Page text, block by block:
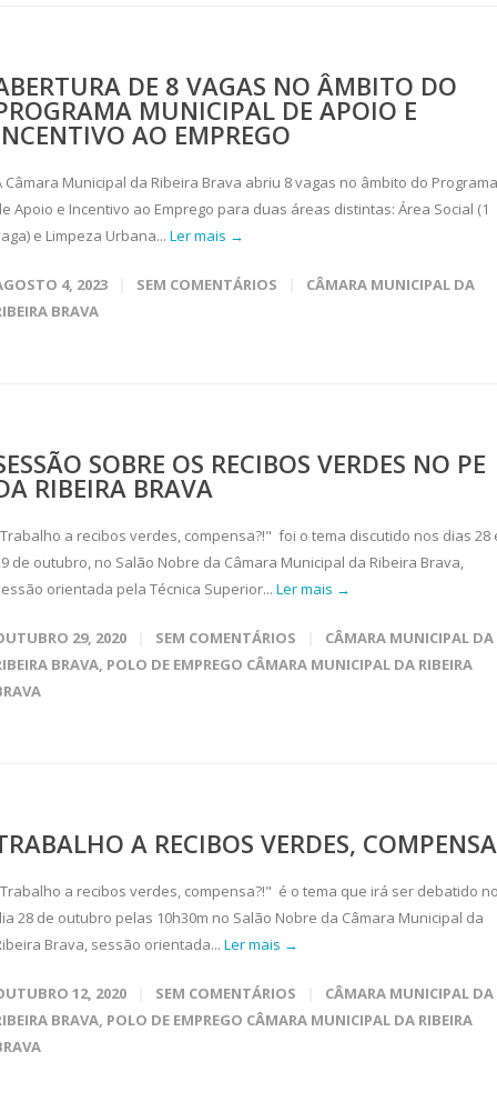
DE 8 VAGAS NO ÂMBITO DO
MUNICIPAL DE APOIO E
AO EMPREGO
Câmara Municipal da Ribeira Brava abriu 8 vagas no âmbito do Programa
Apoio e Incentivo ao Emprego para duas áreas distintas: Área Social (1
e Limpeza Urbana... Ler mais →
4, 2023 SEM COMENTÁRIOS
CÂMARA MUNICIPAL DA
BRAVA
SOBRE OS RECIBOS VERDES NO PE
RIBEIRA BRAVA
a recibos verdes, compensa?!" foi o tema discutido nos dias 28
de outubro, no Salão Nobre da Câmara Municipal da Ribeira Brava,
orientada pela Técnica Superior... Ler mais →
29, 2020 SEM COMENTÁRIOS
CÂMARA MUNICIPAL DA
BRAVA, POLO DE EMPREGO CÂMARA MUNICIPAL DA RIBEIRA
A RECIBOS VERDES,
a recibos verdes, compensa?!" é o tema que irá ser debatido
28 de outubro pelas 10h30m no Salão Nobre da Câmara Municipal da
Brava, sessão orientada... Ler mais →
12, 2020 SEM COMENTÁRIOS
CÂMARA MUNICIPAL DA
BRAVA, POLO DE EMPREGO CÂMARA MUNICIPAL DA RIBEIRA